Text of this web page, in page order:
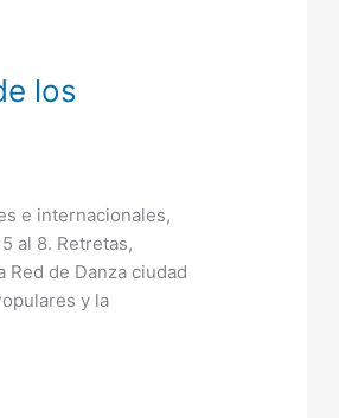
los
e internacionales,
al 8. Retretas,
de Danza ciudad
y la